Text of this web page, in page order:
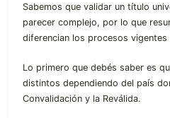
Sabemos que validar un título
parecer complejo, por lo que
diferencian los procesos vigentes
Lo primero que debés saber es
distintos dependiendo del país
Convalidación y la Reválida.